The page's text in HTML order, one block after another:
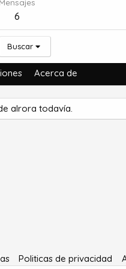
Mensajes
6
Buscar
Acerca de
alrora todavía.
Politicas de privacidad